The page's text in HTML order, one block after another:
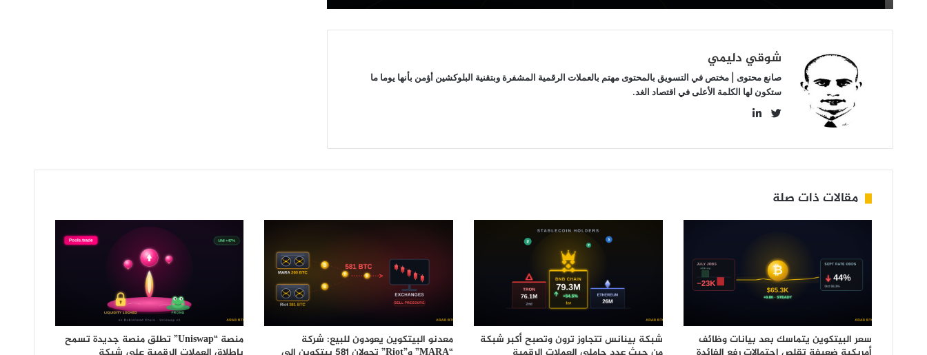
بينانس تضيف 3 عملات رقمية إلى قائمة
المراقبة تمهيدا لاحتمال شطبها
بينانس تسجل أكبر عملية سحب
للبيتكوين منذ خمسة أشهر وسط عودة
ترون وZcash وعدد من العملات الرقمية
شوقي دليمي
صانع محتوى | مختص في التسويق بالمحتوى مهتم بالعملات الرقمية المشفرة وبتقنية البلوكشين أؤمن بأنها يوما ما
ستكون لها الكلمة الأعلى في اقتصاد الغد.
مقالات ذات صلة
سعر البيتكوين يتماسك بعد بيانات وظائف
شبكة بينانس تتجاوز ترون وتصبح أكبر شبكة
معدنو البيتكوين يعودون للبيع: شركة
منصة “Uniswap” تطلق منصة جديدة تسمح